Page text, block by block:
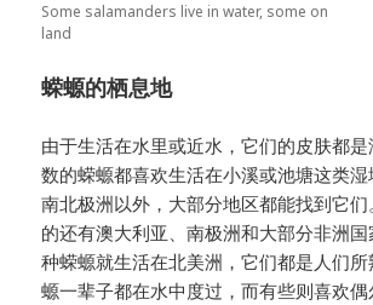
Some salamanders live in water, some on
land
蝾螈的栖息地
由于生活在水里或近水，它们的皮肤都是
数的蝾螈都喜欢生活在小溪或池塘这类
南北极洲以外，大部分地区都能找到它们
的还有澳大利亚、南极洲和大部分非洲
种蝾螈就生活在北美洲，它们都是人们
螈一辈子都在水中度过，而有些则喜欢偶